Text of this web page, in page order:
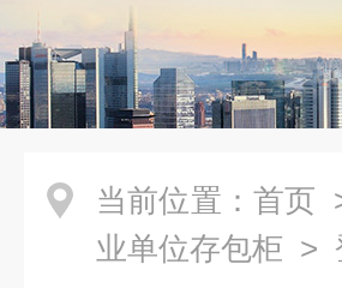
当前位置： 首页
业单位存包柜 >